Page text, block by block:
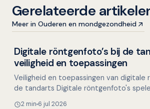
Gerelateerde
Meer in Ouderen en mondgezondheid
Overig nieuws
Digitale röntgenfoto’s bij de
veiligheid en toepassingen
Veiligheid en toepassingen van digitale
de tandarts Digitale röntgenfoto's
2 min 6 jul 2026